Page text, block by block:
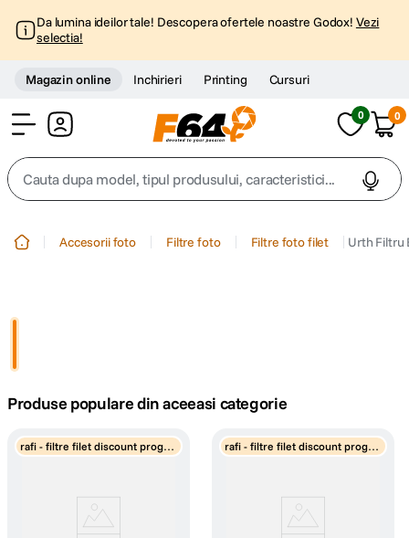
Da lumina ideilor tale! Descopera ofertele noastre Godox! Vezi
selectia!
Magazin online Inchirieri Printing Cursuri
0 0
Cauta dupa model, tipul produsului, caracteristici...
4. peak design
5. canon sx740 hs
Accesorii foto Filtre foto Filtre foto filet Urth Filtru
Produse populare din aceeasi categorie
rafi - filtre filet discount progre
rafi - filtre filet discount progre